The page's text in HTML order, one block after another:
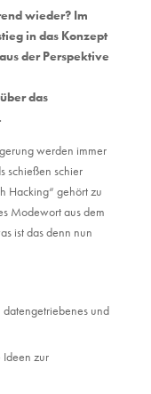
wieder? Im
in das Konzept
der Perspektive
das
werden immer
schießen schier
Hacking“ gehört zu
Modewort aus dem
ist das denn nun
und
Ideen zur